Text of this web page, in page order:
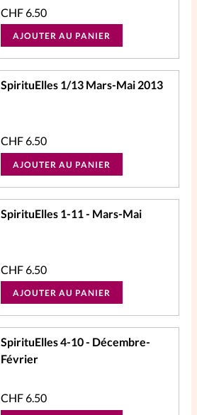
CHF6.50
AJOUTER AU PANIER
SpirituElles 1/13 Mars-Mai 2013
CHF6.50
AJOUTER AU PANIER
SpirituElles 1-11 - Mars-Mai
CHF6.50
AJOUTER AU PANIER
SpirituElles 4-10 - Décembre-
Février
CHF6.50